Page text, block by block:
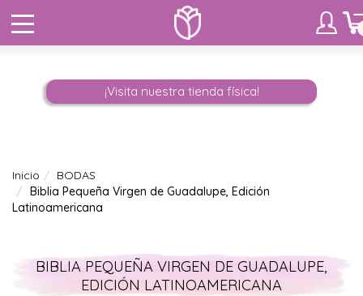
¡Visita nuestra tienda física!
Inicio
BODAS
Biblia Pequeña Virgen de Guadalupe, Edición
Latinoamericana
BIBLIA PEQUEÑA VIRGEN DE GUADALUPE,
EDICIÓN LATINOAMERICANA